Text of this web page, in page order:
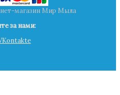
магазин Мир Мыла
за нами: